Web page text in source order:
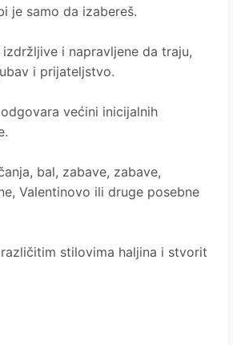
je samo da izabereš.
i napravljene da traju,
i prijateljstvo.
većini inicijalnih
bal, zabave, zabave,
Valentinovo ili druge posebne
stilovima haljina i stvorit